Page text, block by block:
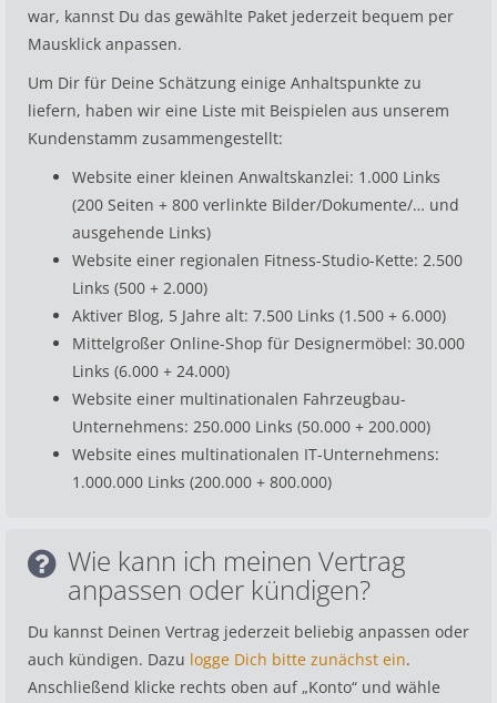
war, kannst Du das gewählte Paket jederzeit bequem per
Mausklick anpassen.
Um Dir für Deine Schätzung einige Anhaltspunkte zu
liefern, haben wir eine Liste mit Beispielen aus unserem
Kundenstamm zusammengestellt:
Website einer kleinen Anwaltskanzlei: 1.000 Links
(200 Seiten + 800 verlinkte Bilder/Dokumente/… und
ausgehende Links)
Website einer regionalen Fitness-Studio-Kette: 2.500
Links (500 + 2.000)
Aktiver Blog, 5 Jahre alt: 7.500 Links (1.500 + 6.000)
Mittelgroßer Online-Shop für Designermöbel: 30.000
Links (6.000 + 24.000)
Website einer multinationalen Fahrzeugbau-
Unternehmens: 250.000 Links (50.000 + 200.000)
Website eines multinationalen IT-Unternehmens:
1.000.000 Links (200.000 + 800.000)
Wie kann ich meinen Vertrag
anpassen oder kündigen?
Du kannst Deinen Vertrag jederzeit beliebig anpassen oder
auch kündigen. Dazu logge Dich bitte zunächst ein.
Anschließend klicke rechts oben auf „Konto“ und wähle